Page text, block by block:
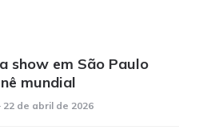
show em São Paulo
mundial
22 de abril de 2026